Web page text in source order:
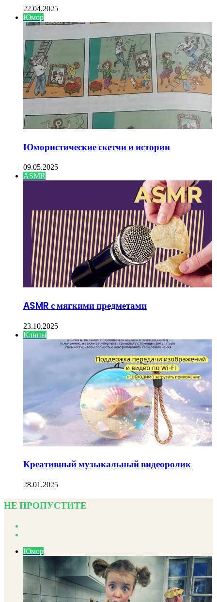
22.04.2025
Юмор
Юмористические скетчи и истории
09.05.2025
ASMR
ASMR с мягкими предметами
23.10.2025
Клипы
Креативный музыкальный видеоролик
28.01.2025
НЕ ПРОПУСТИТЕ
Юмор